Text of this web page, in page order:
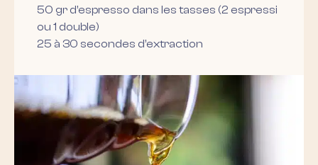
50 gr d’espresso dans les tasses (2 espressi
ou 1 double)
25 à 30 secondes d’extraction